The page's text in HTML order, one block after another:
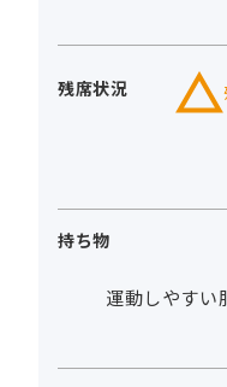
残席状況
持ち物
運動しやすい